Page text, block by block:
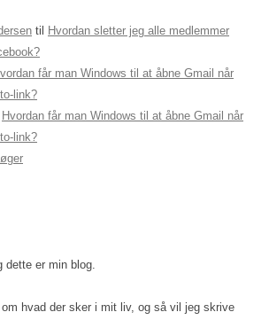
til
Hvordan sletter jeg alle medlemmer
får man Windows til at åbne Gmail når
link?
Hvordan får man Windows til at åbne Gmail når
link?
dette er min blog.
hvad der sker i mit liv, og så vil jeg skrive